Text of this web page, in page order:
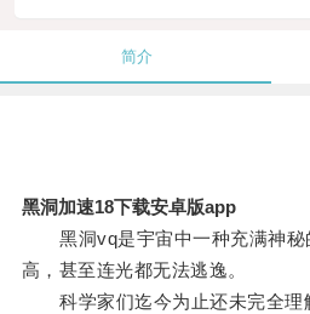
简介
黑洞加速18下载安卓版app
黑洞vq是宇宙中一种充满神秘
高，甚至连光都无法逃逸。
科学家们迄今为止还未完全理